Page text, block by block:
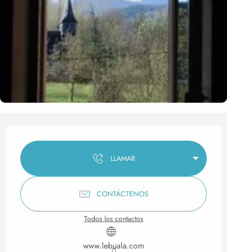
Horarios y datos de
LLAMAR
CONTÁCTENOS
Todos los contactos
www.lebuala.com